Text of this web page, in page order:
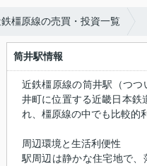
橿原線の売買・投資一覧
筒井駅情報
近鉄橿原線の筒井駅（つ
井町に位置する近畿日本鉄
れ、橿原線の中でも比較的
周辺環境と生活利便性
駅周辺は静かな住宅地で